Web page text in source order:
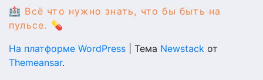
🏥 Всё что нужно знать, что бы быть на
пульсе. 💊
На платформе WordPress
Тема Newstack от
Themeansar.